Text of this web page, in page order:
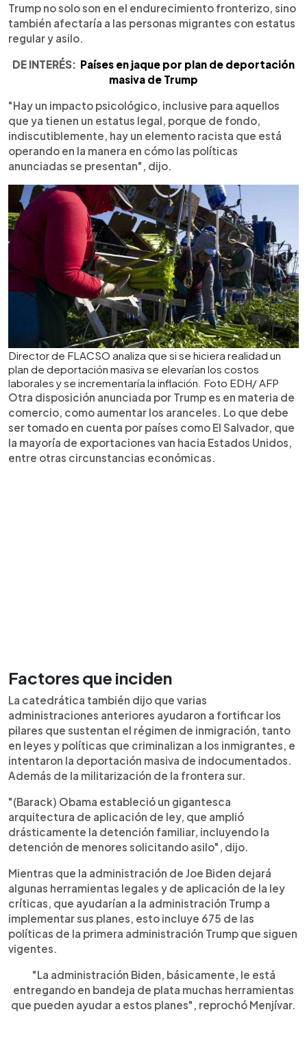
Trump no solo son en el endurecimiento fronterizo, sino
también afectaría a las personas migrantes con estatus
regular y asilo.
DE INTERÉS: Países en jaque por plan de deportación
masiva de Trump
"Hay un impacto psicológico, inclusive para aquellos
que ya tienen un estatus legal, porque de fondo,
indiscutiblemente, hay un elemento racista que está
operando en la manera en cómo las políticas
anunciadas se presentan", dijo.
Director de FLACSO analiza que si se hiciera realidad un
plan de deportación masiva se elevarían los costos
laborales y se incrementaría la inflación. Foto EDH/ AFP
Otra disposición anunciada por Trump es en materia de
comercio, como aumentar los aranceles. Lo que debe
ser tomado en cuenta por países como El Salvador, que
la mayoría de exportaciones van hacia Estados Unidos,
entre otras circunstancias económicas.
Factores que inciden
La catedrática también dijo que varias
administraciones anteriores ayudaron a fortificar los
pilares que sustentan el régimen de inmigración, tanto
en leyes y políticas que criminalizan a los inmigrantes, e
intentaron la deportación masiva de indocumentados.
Además de la militarización de la frontera sur.
"(Barack) Obama estableció un gigantesca
arquitectura de aplicación de ley, que amplió
drásticamente la detención familiar, incluyendo la
detención de menores solicitando asilo", dijo.
Mientras que la administración de Joe Biden dejará
algunas herramientas legales y de aplicación de la ley
críticas, que ayudarían a la administración Trump a
implementar sus planes, esto incluye 675 de las
políticas de la primera administración Trump que siguen
vigentes.
"La administración Biden, básicamente, le está
entregando en bandeja de plata muchas herramientas
que pueden ayudar a estos planes", reprochó Menjívar.